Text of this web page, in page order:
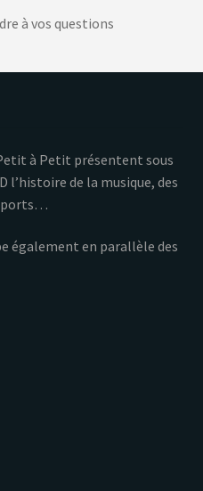
à vos questions
à Petit présentent sous
l’histoire de la musique, des
également en parallèle des